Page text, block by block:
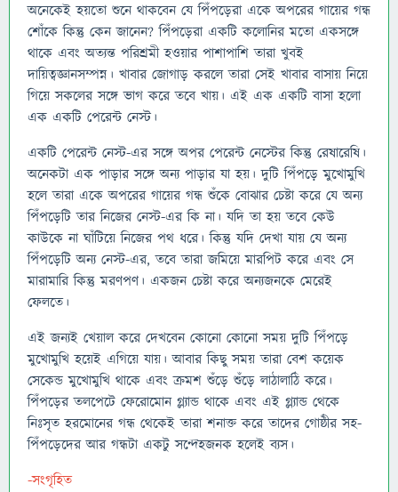
অনেকেই হয়তো শুনে থাকবেন যে পিঁপড়েরা একে অপরের গায়ের গন্ধ
শোঁকে কিন্তু কেন জানেন? পিঁপড়েরা একটি কলোনির মতো একসঙ্গে
থাকে এবং অত্যন্ত পরিশ্রমী হওয়ার পাশাপাশি তারা খুবই
দায়িত্বজ্ঞানসম্পন্ন। খাবার জোগাড় করলে তারা সেই খাবার বাসায় নিয়ে
গিয়ে সকলের সঙ্গে ভাগ করে তবে খায়। এই এক একটি বাসা হলো
এক একটি পেরেন্ট নেস্ট।
একটি পেরেন্ট নেস্ট-এর সঙ্গে অপর পেরেন্ট নেস্টের কিন্তু রেষারেষি।
অনেকটা এক পাড়ার সঙ্গে অন্য পাড়ার যা হয়। দুটি পিঁপড়ে মুখোমুখি
হলে তারা একে অপরের গায়ের গন্ধ শুঁকে বোঝার চেষ্টা করে যে অন্য
পিঁপড়েটি তার নিজের নেস্ট-এর কি না। যদি তা হয় তবে কেউ
কাউকে না ঘাঁটিয়ে নিজের পথ ধরে। কিন্তু যদি দেখা যায় যে অন্য
পিঁপড়েটি অন্য নেস্ট-এর, তবে তারা জমিয়ে মারপিট করে এবং সে
মারামারি কিন্তু মরণপণ। একজন চেষ্টা করে অন্যজনকে মেরেই
ফেলতে।
এই জন্যই খেয়াল করে দেখবেন কোনো কোনো সময় দুটি পিঁপড়ে
মুখোমুখি হয়েই এগিয়ে যায়। আবার কিছু সময় তারা বেশ কয়েক
সেকেন্ড মুখোমুখি থাকে এবং ক্রমশ শুঁড়ে শুঁড়ে লাঠালাঠি করে।
পিঁপড়ের তলপেটে ফেরোমোন গ্ল্যান্ড থাকে এবং এই গ্ল্যান্ড থেকে
নিঃসৃত হরমোনের গন্ধ থেকেই তারা শনাক্ত করে তাদের গোষ্ঠীর সহ-
পিঁপড়েদের আর গন্ধটা একটু সন্দেহজনক হলেই ব্যস।
-সংগৃহিত